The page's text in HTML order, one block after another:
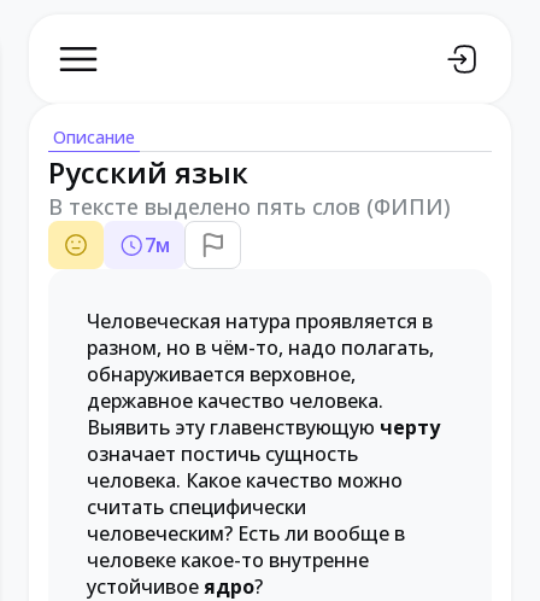
Описание
Русский язык
В тексте выделено пять слов (ФИПИ)
7м
Человеческая натура проявляется в
разном, но в чём-то, надо полагать,
обнаруживается верховное,
державное качество человека.
Выявить эту главенствующую черту
означает постичь сущность
человека. Какое качество можно
считать специфически
человеческим? Есть ли вообще в
человеке какое-то внутренне
устойчивоеядро?